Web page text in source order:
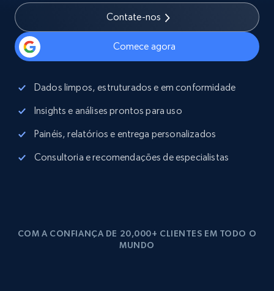
Contate-nos
Comece agora
Dados limpos, estruturados e em conformidade
Insights e análises prontos para uso
Painéis, relatórios e entrega personalizados
Consultoria e recomendações de especialistas
COM A CONFIANÇA DE 20,000+ CLIENTES EM TODO O
MUNDO